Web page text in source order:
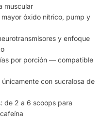
muscular
óxido nítrico, pump y
y enfoque
por porción — compatible
con sucralosa de
de 2 a 6 scoops para